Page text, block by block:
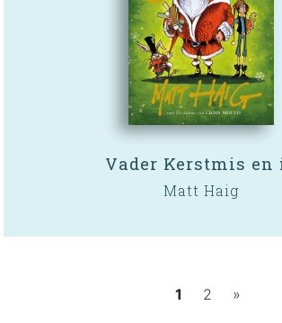
Vader Kerstmis en
Matt Haig
1 2 »